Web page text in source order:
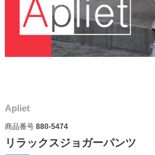
Apliet
商品番号 880-5474
リラックスジョガーパンツ